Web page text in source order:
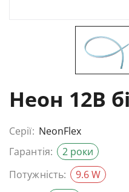
Неон 12В
Серії: NeonFlex
Гарантія:
2 роки
Потужність:
9.6 W